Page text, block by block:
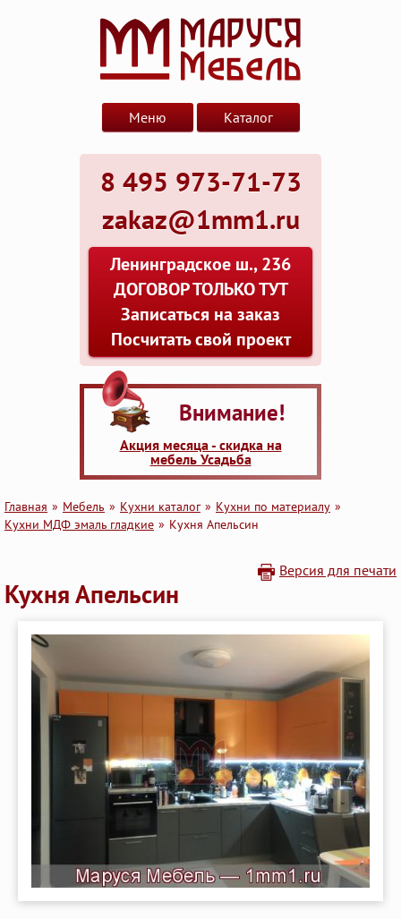
8 495 973-71-73
zakaz@1mm1.ru
Ленинградское ш., 236
ДОГОВОР ТОЛЬКО ТУТ
Записаться на заказ
Посчитать свой проект
Меню Каталог
Внимание!
Акция месяца - скидка на
мебель Усадьба
Главная Мебель Кухни каталог
Кухни по материалу
Кухни МДФ эмаль гладкие
Кухня Апельсин
Версия для печати
Кухня Апельсин